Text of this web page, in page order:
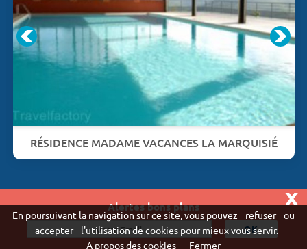
Alertes bons plans x
RÉSIDENCE MADAME VACANCES LA MARQUISIÉ
Vivaweb SARL - RCS Créteil n°790 591 572
En poursuivant la navigation sur ce site, vous pouvez refuser
ou
accepter
l'utilisation de cookies pour mieux vous servir.
A propos des cookies
Fermer